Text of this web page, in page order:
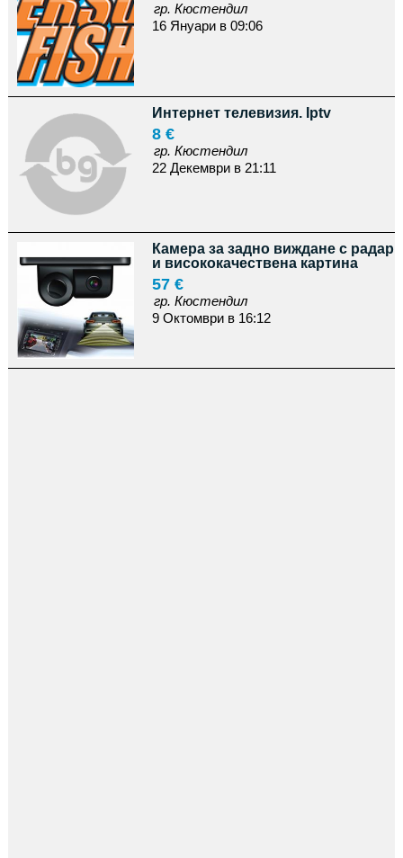
гр. Кюстендил
16 Януари в 09:06
Интернет телевизия. Iptv
8 €
гр. Кюстендил
22 Декември в 21:11
Камера за задно виждане с радар
и висококачествена картина
57 €
гр. Кюстендил
9 Октомври в 16:12